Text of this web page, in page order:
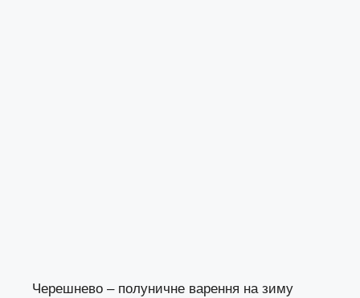
Черешнево – полуничне варення на зиму